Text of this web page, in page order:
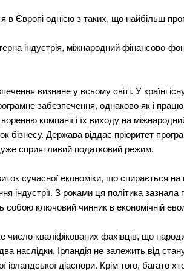
в Європі однією з таких, що найбільш
індустрія, міжнародний фінансово-
визнане у всьому світі. У країні
забезпечення, однаково як і
компанії і їх виходу на
бізнесу. Держава віддає пріоритет
сприятливий податковий режим.
сучасної економіки, що спирається на
індустрії. З роками ця політика зазнала
ключовий чинник в економічній
число кваліфікованих фахівців, що
наслідки. Ірландія не залежить від
діаспори. Крім того, багато